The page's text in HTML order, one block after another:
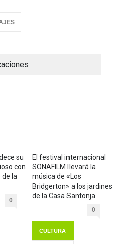
su
con
la
0
El festival internacional
SONAFILM llevará la
música de «Los
Bridgerton» a los jardines
de la Casa Santonja
0
CULTURA